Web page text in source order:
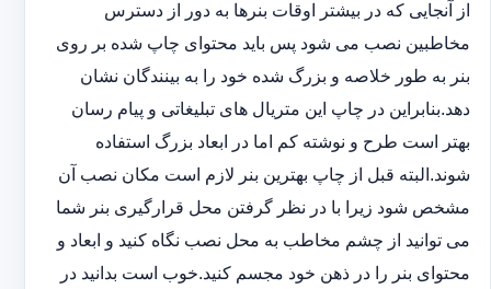
از آنجایی که در بیشتر اوقات بنرها به دور از دسترس
مخاطبین نصب می شود پس باید محتوای چاپ شده بر روی
بنر به طور خلاصه و بزرگ شده خود را به بینندگان نشان
دهد.بنابراین در چاپ این متریال های تبلیغاتی و پیام رسان
بهتر است طرح و نوشته کم اما در ابعاد بزرگ استفاده
شوند.البته قبل از چاپ بهترین بنر لازم است مکان نصب آن
مشخص شود زیرا با در نظر گرفتن محل قرارگیری بنر شما
می توانید از چشم مخاطب به محل نصب نگاه کنید و ابعاد و
محتوای بنر را در ذهن خود مجسم کنید.خوب است بدانید در